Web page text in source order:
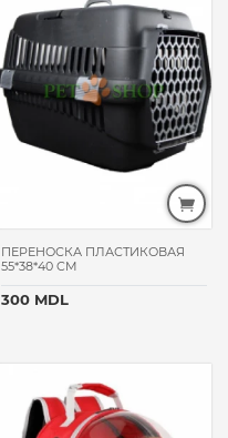
ПЕРЕНОСКА ПЛАСТИКОВАЯ
55*38*40 CM
300 MDL